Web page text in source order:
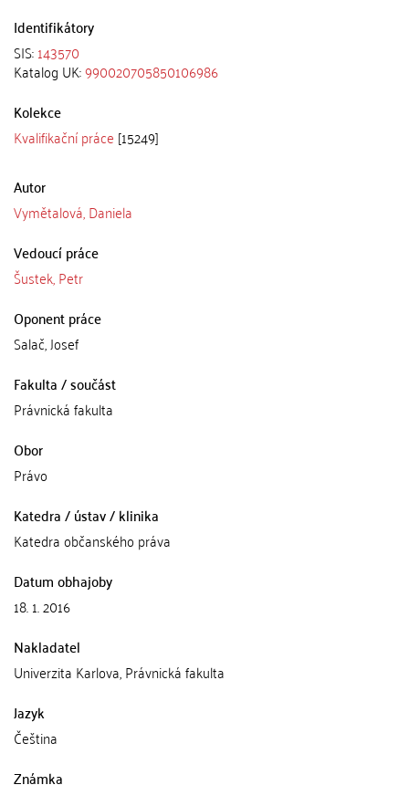
Identifikátory
SIS:143570
Katalog UK:990020705850106986
Kolekce
Kvalifikační práce [15249]
Autor
Vymětalová, Daniela
Vedoucí práce
Šustek, Petr
Oponent práce
Salač, Josef
Fakulta / součást
Právnická fakulta
Obor
Právo
Katedra / ústav / klinika
Katedra občanského práva
Datum obhajoby
18. 1. 2016
Nakladatel
Univerzita Karlova, Právnická fakulta
Jazyk
Čeština
Známka